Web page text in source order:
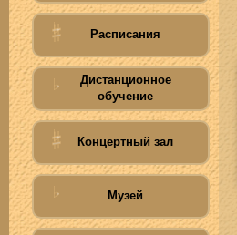
Расписания
Дистанционное
обучение
Концертный зал
Музей